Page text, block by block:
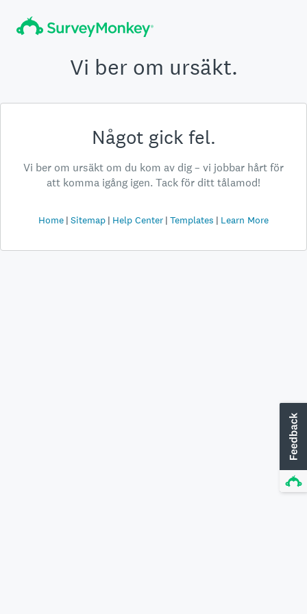
Vi ber om ursäkt.
Något gick fel.
Vi ber om ursäkt om du kom av dig – vi jobbar hårt för
att komma igång igen. Tack för ditt tålamod!
Home Sitemap Help Center Templates Learn More